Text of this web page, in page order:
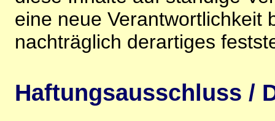
eine neue Verantwortlichkeit
nachträglich derartiges
Haftungsausschluss /